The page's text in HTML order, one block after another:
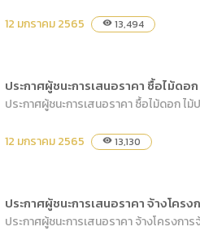
12 มกราคม 2565 visibility 13,494
ประกาศผู้ชนะการเสนอราคา ซื้อไม้ดอก
ประกาศผู้ชนะการเสนอราคา ซื้อไม้ดอก ไม้
12 มกราคม 2565 visibility 13,130
ประกาศผู้ชนะการเสนอราคา จ้างโคร
ประกาศผู้ชนะการเสนอราคา จ้างโครงกา